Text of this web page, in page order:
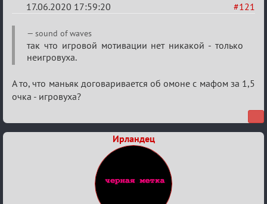
#121
17.06.2020 17:59:20
Re:
Семейный
кубок
sound of waves
так что игровой мотивации нет никакой - только
неигровуха.
А то, что маньяк договаривается об омоне с мафом за 1,5
очка - игровуха?
Ирландец